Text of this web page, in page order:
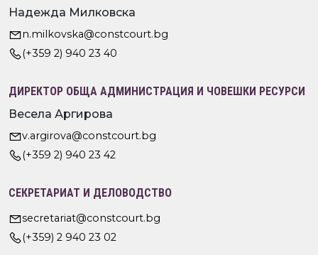
Надежда Милковска
n.milkovska@constcourt.bg
(+359 2) 940 23 40
ДИРЕКТОР ОБЩА АДМИНИСТРАЦИЯ И ЧОВЕШКИ РЕСУРСИ
Весела Аргирова
v.argirova@constcourt.bg
(+359 2) 940 23 42
СЕКРЕТАРИАТ И ДЕЛОВОДСТВО
secretariat@constcourt.bg
(+359) 2 940 23 02